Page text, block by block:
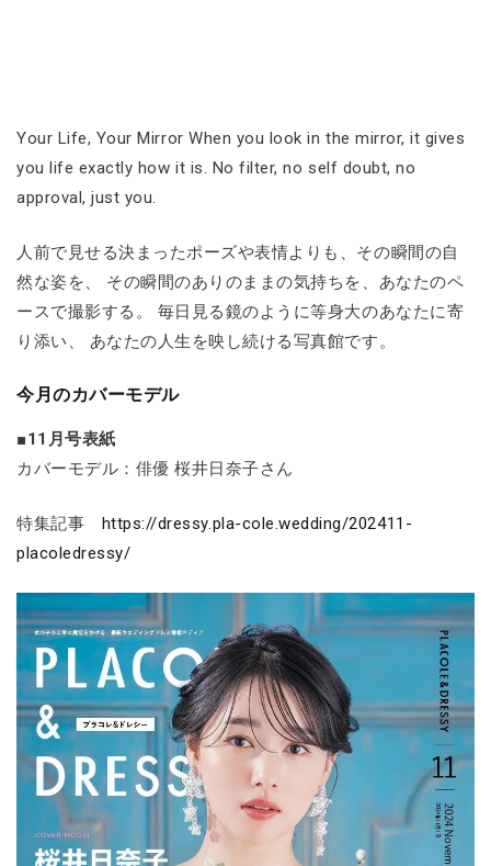
Your Life, Your Mirror When you look in the mirror, it gives
you life exactly how it is. No filter, no self doubt, no
approval, just you.
人前で見せる決まったポーズや表情よりも、その瞬間の自
然な姿を、 その瞬間のありのままの気持ちを、あなたのペ
ースで撮影する。 毎日見る鏡のように等身大のあなたに寄
り添い、 あなたの人生を映し続ける写真館です。
今月のカバーモデル
■11月号表紙
カバーモデル：俳優 桜井日奈子さん
特集記事 https://dressy.pla-cole.wedding/202411-
placoledressy/